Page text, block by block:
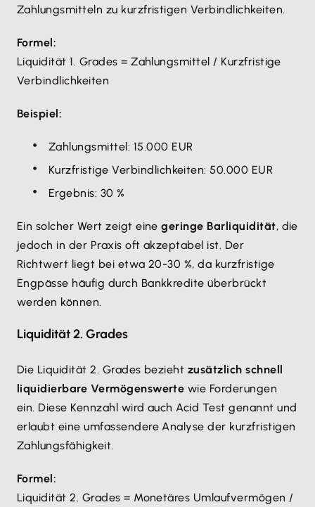
Zahlungsmitteln zu kurzfristigen Verbindlichkeiten.
Formel:
Liquidität 1. Grades = Zahlungsmittel / Kurzfristige
Verbindlichkeiten
Beispiel:
Zahlungsmittel: 15.000 EUR
Kurzfristige Verbindlichkeiten: 50.000 EUR
Ergebnis: 30 %
Ein solcher Wert zeigt einegeringe Barliquidität, die
jedoch in der Praxis oft akzeptabel ist. Der
Richtwert liegt bei etwa 20-30 %, da kurzfristige
Engpässe häufig durch Bankkredite überbrückt
werden können.
Liquidität 2. Grades
Die Liquidität 2. Grades bezieht zusätzlich schnell
liquidierbare Vermögenswerte wie Forderungen
ein. Diese Kennzahl wird auch Acid Test genannt und
erlaubt eine umfassendere Analyse der kurzfristigen
Zahlungsfähigkeit.
Formel:
Liquidität 2. Grades = Monetäres Umlaufvermögen /